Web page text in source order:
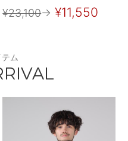
¥23,100→ ¥11,550
ム